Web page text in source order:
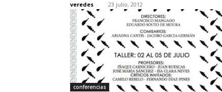
veredes - 23 julio, 2012
conferencias